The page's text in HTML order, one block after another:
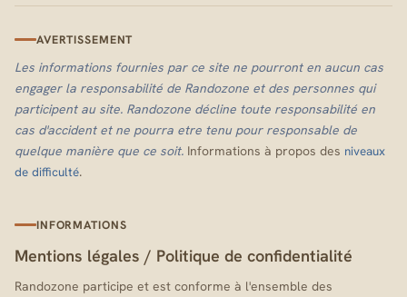
AVERTISSEMENT
Les informations fournies par ce site ne pourront en aucun cas
engager la responsabilité de Randozone et des personnes qui
participent au site. Randozone décline toute responsabilité en
cas d'accident et ne pourra etre tenu pour responsable de
quelque manière que ce soit. Informations à propos des niveaux
de difficulté.
INFORMATIONS
Mentions légales / Politique de confidentialité
Randozone participe et est conforme à l'ensemble des